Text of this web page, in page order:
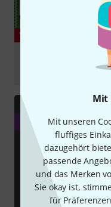
Mit
Mit unseren
fluffiges
dazugehört
passende
und das Merken
Sie okay ist,
für
YOUTUBE
Toontrack Post-